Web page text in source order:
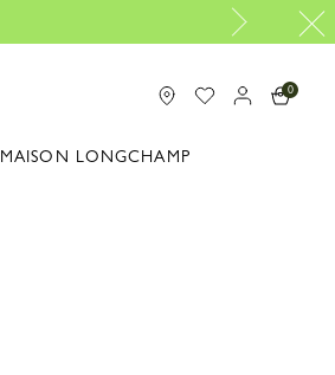
0
MAISON LONGCHAMP